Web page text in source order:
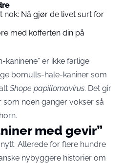
nok: Nå gjør de livet surt for
med kofferten din på
kaninene” er ikke farlige
bomulls-hale-kaniner som
Shope papillomavirus. Det gir
noen ganger vokser så
med gevir”
Allerede for flere hundre
nybyggere historier om